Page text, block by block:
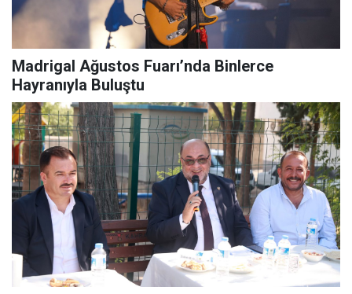
Madrigal Ağustos Fuarı’nda Binlerce
Hayranıyla Buluştu